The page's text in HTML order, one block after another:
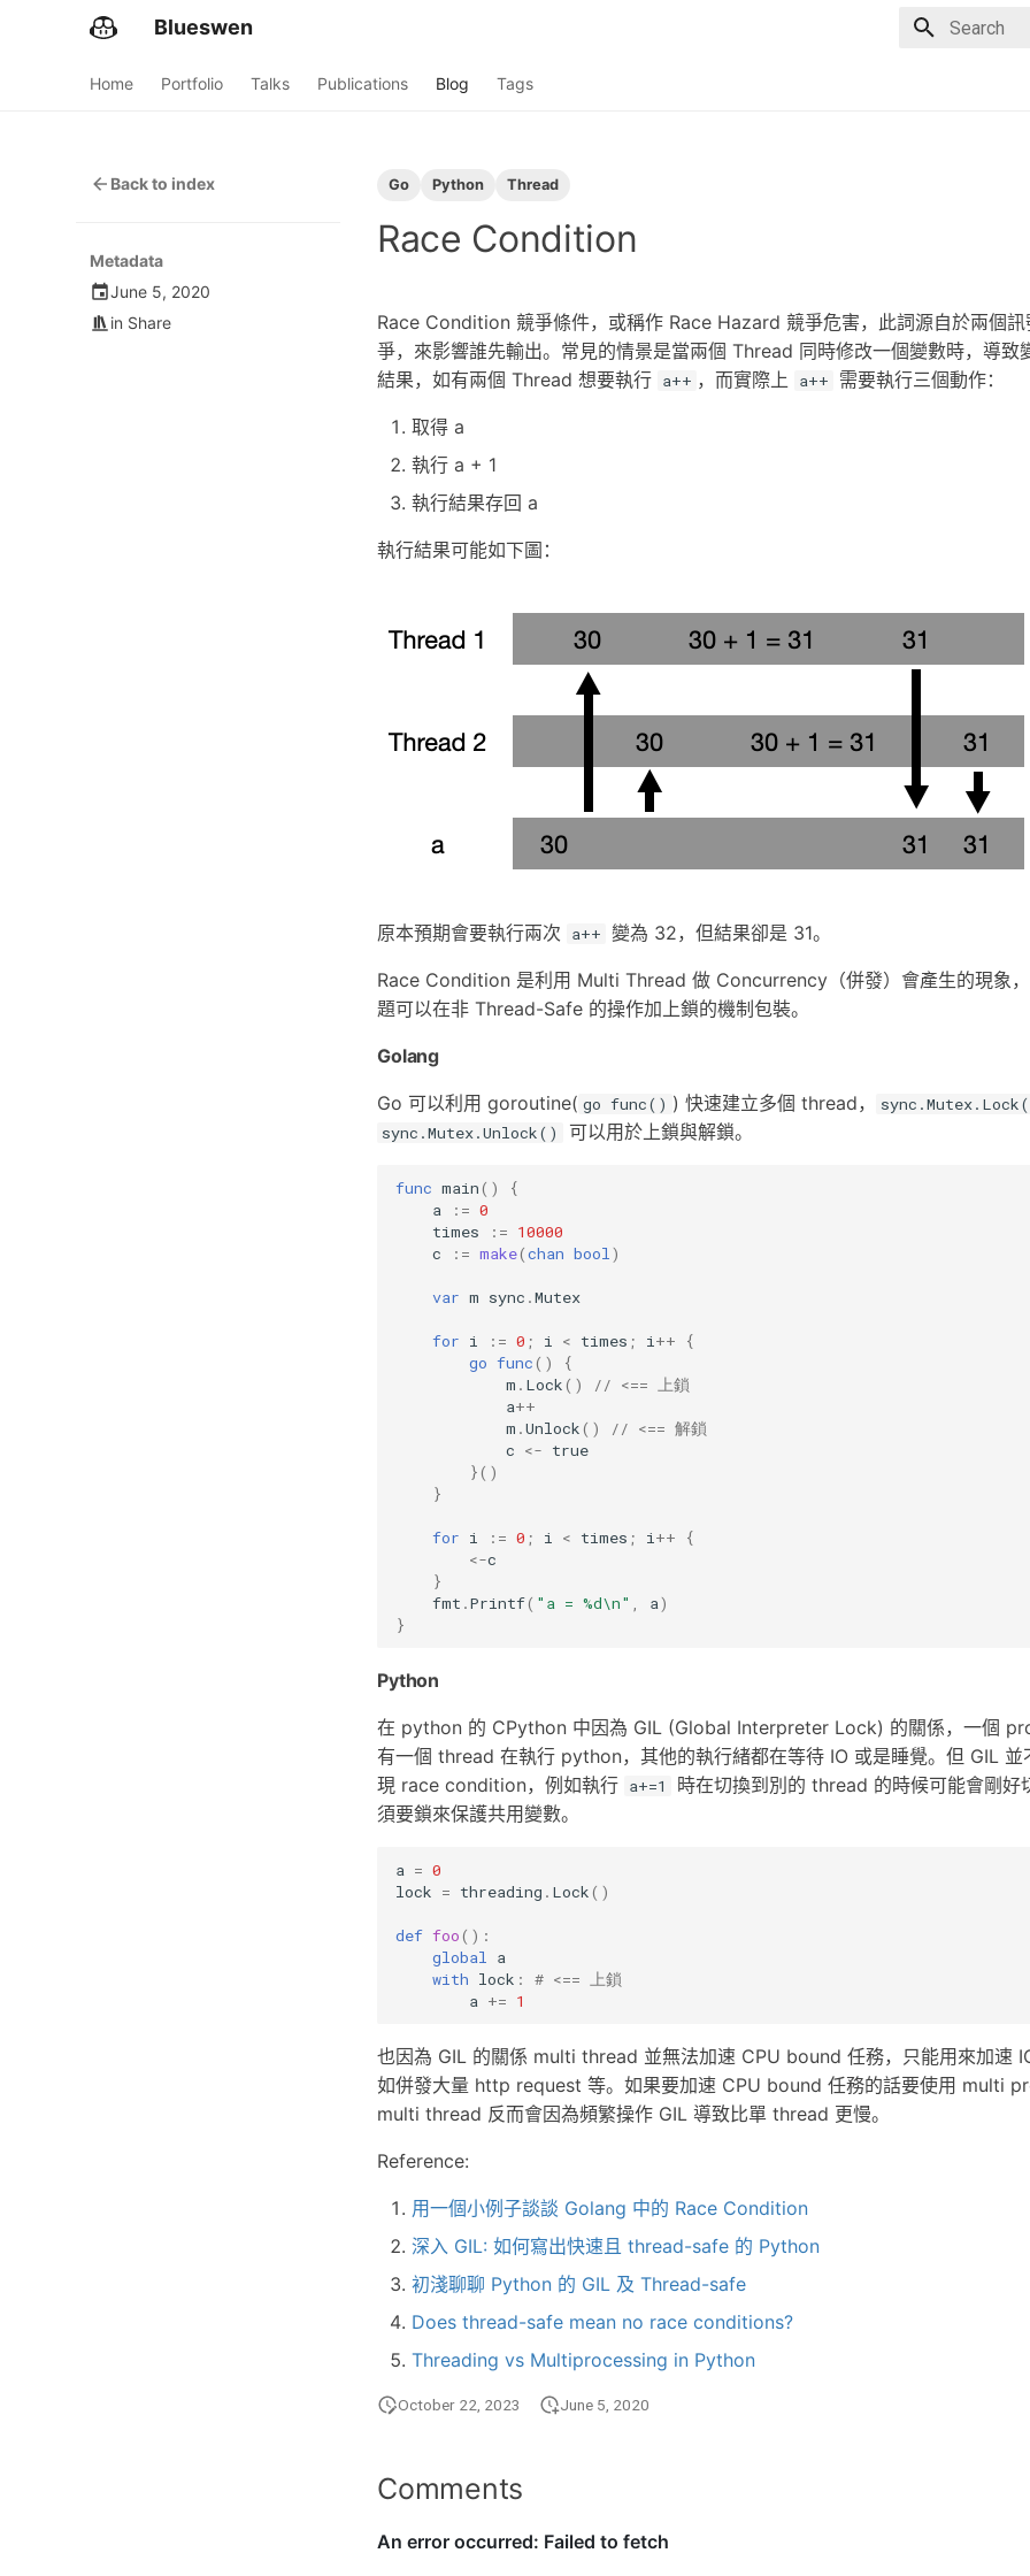
Blueswen
Home Portfolio Talks Publications Blog Tags
Back to index
Metadata
June 5, 2020
in Share
Go Python Thread
Race Condition
Race Condition 競爭條件，或稱作 Race Hazard 競爭危害，此詞源自於兩個訊
爭，來影響誰先輸出。常見的情景是當兩個 Thread 同時修改一個變數時，導致
結果，如有兩個 Thread 想要執行 a++ ，而實際上 a++ 需要執行三個動作：
取得 a
執行 a + 1
執行結果存回 a
執行結果可能如下圖：
原本預期會要執行兩次 a++ 變為 32，但結果卻是 31。
Race Condition 是利用 Multi Thread 做 Concurrency（併發）會產生的現象
題可以在非 Thread-Safe 的操作加上鎖的機制包裝。
Golang
Go 可以利用 goroutine( go func() ) 快速建立多個 thread，
sync.Mutex.Unlock()
可以用於上鎖與解鎖。
func main()
{
a
:= 0
times
:= 10000
c
:= make(chan bool )
var m sync .Mutex
for i := 0 ; i < times ; i ++
{
go func()
{
m . Lock()
// <== 上鎖
a++
m .Unlock()
// <== 解鎖
c <- true
}()
}
for i := 0 ; i < times ; i ++
{
<-c
}
fmt .Printf( "a = %d\n" a)
}
Python
在 python 的 CPython 中因為 GIL (Global Interpreter Lock) 的關係，一個
有一個 thread 在執行 python，其他的執行緒都在等待 IO 或是睡覺。但 GIL 並
現 race condition，例如執行 a+=1
時在切換到別的 thread 的時候可能會剛好
須要鎖來保護共用變數。
a = 0
lock = threading . Lock()
def foo():
global
a
with lock :
# <== 上鎖
a += 1
也因為 GIL 的關係 multi thread 並無法加速 CPU bound 任務，只能用來加速
如併發大量 http request 等。如果要加速 CPU bound 任務的話要使用 multi
multi thread 反而會因為頻繁操作 GIL 導致比單 thread 更慢。
Reference:
用一個小例子談談 Golang 中的 Race Condition
深入 GIL: 如何寫出快速且 thread-safe 的 Python
初淺聊聊 Python 的 GIL 及 Thread-safe
Does thread-safe mean no race conditions?
Threading vs Multiprocessing in Python
October 22, 2023 June 5, 2020
Comments